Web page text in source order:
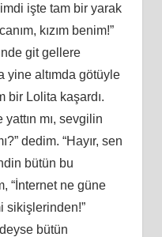
işte tam bir yarak
kızım benim!”
git gellere
yine altımda götüyle
bir Lolita kaşardı.
mı, sevgilin
dedim. “Hayır, sen
bütün bu
“İnternet ne güne
sikişlerinden!”
bütün